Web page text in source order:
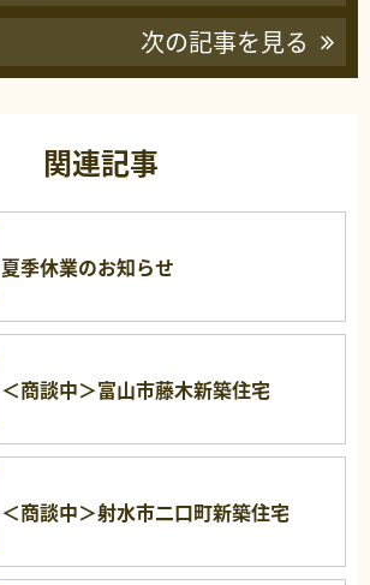
次の記事を見る
関連記事
夏季休業のお知らせ
＜商談中＞富山市藤木新築住宅
＜商談中＞射水市二口町新築住宅